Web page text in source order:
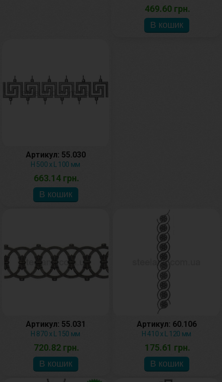
469.60 грн.
Артикул: 55.030
Н 500 х L 100 мм
663.14 грн.
Артикул: 55.031
Н 870 х L 150 мм
720.82 грн.
Артикул: 60.106
H 410 x L 120 мм
175.61 грн.